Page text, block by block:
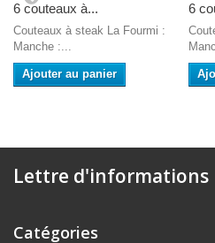
6 couteaux à...
Couteaux à steak La Fourmi :
Manche :...
Ajouter au panier
6
Lettre d'informations
Catégories